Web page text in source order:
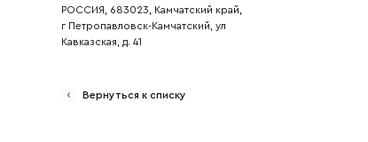
РОССИЯ, 683023, Камчатский край,
г Петропавловск-Камчатский, ул
Кавказская, д. 41
Вернуться к списку